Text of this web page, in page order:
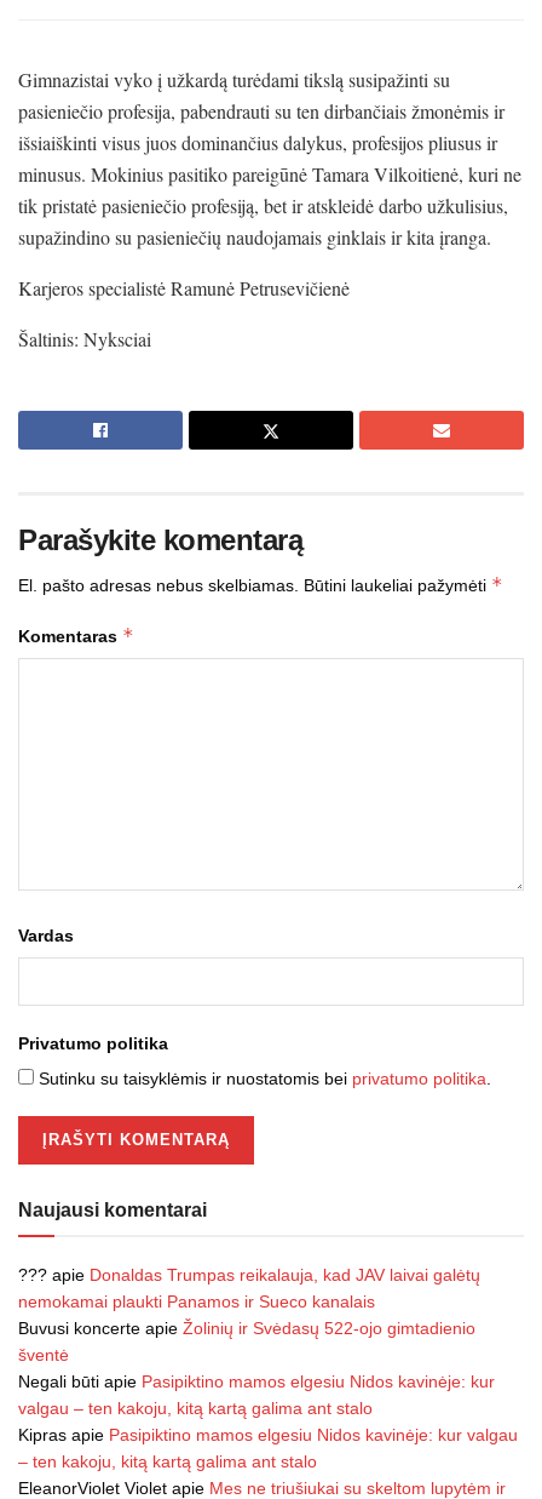
Gimnazistai vyko į užkardą turėdami tikslą susipažinti su
pasieniečio profesija, pabendrauti su ten dirbančiais žmonėmis ir
išsiaiškinti visus juos dominančius dalykus, profesijos pliusus ir
minusus. Mokinius pasitiko pareigūnė Tamara Vilkoitienė, kuri ne
tik pristatė pasieniečio profesiją, bet ir atskleidė darbo užkulisius,
supažindino su pasieniečių naudojamais ginklais ir kita įranga.
Karjeros specialistė Ramunė Petrusevičienė
Šaltinis: Nyksciai
Parašykite komentarą
El. pašto adresas nebus skelbiamas. Būtini laukeliai pažymėti *
Komentaras *
Vardas
Privatumo politika
Sutinku su taisyklėmis ir nuostatomis bei privatumo politika
Naujausi komentarai
??? apie Donaldas Trumpas reikalauja, kad JAV laivai galėtų
nemokamai plaukti Panamos ir Sueco kanalais
Buvusi koncerte apie Žolinių ir Svėdasų 522-ojo gimtadienio
šventė
Negali būti apie Pasipiktino mamos elgesiu Nidos kavinėje: kur
valgau – ten kakoju, kitą kartą galima ant stalo
Kipras apie Pasipiktino mamos elgesiu Nidos kavinėje: kur valgau
– ten kakoju, kitą kartą galima ant stalo
EleanorViolet Violet apie Mes ne triušiukai su skeltom lupytėm ir